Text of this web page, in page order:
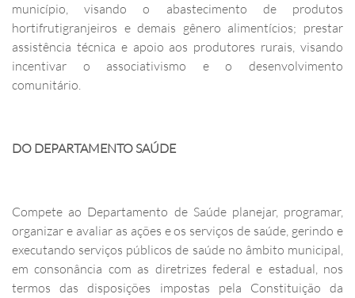
município, visando o abastecimento de produtos
hortifrutigranjeiros e demais gênero alimentícios; prestar
assistência técnica e apoio aos produtores rurais, visando
incentivar o associativismo e o desenvolvimento
comunitário.
DO DEPARTAMENTO SAÚDE
Compete ao Departamento de Saúde planejar, programar,
organizar e avaliar as ações e os serviços de saúde, gerindo e
executando serviços públicos de saúde no âmbito municipal,
em consonância com as diretrizes federal e estadual, nos
termos das disposições impostas pela Constituição da